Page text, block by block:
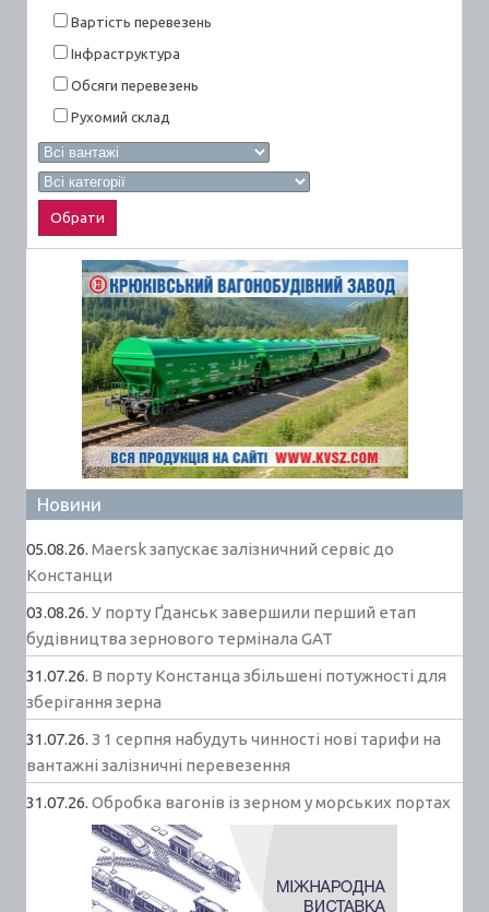
Вартiсть перевезень
Інфраструктура
Обсяги перевезень
Рухомий склад
Новини
05.08.26. Maersk запускає залізничний сервіс до
Констанци
03.08.26. У порту Ґданськ завершили перший етап
будівництва зернового термінала GAT
31.07.26. В порту Констанца збільшені потужності для
зберігання зерна
31.07.26. З 1 серпня набудуть чинності нові тарифи на
вантажні залізничні перевезення
31.07.26. Обробка вагонів із зерном у морських портах